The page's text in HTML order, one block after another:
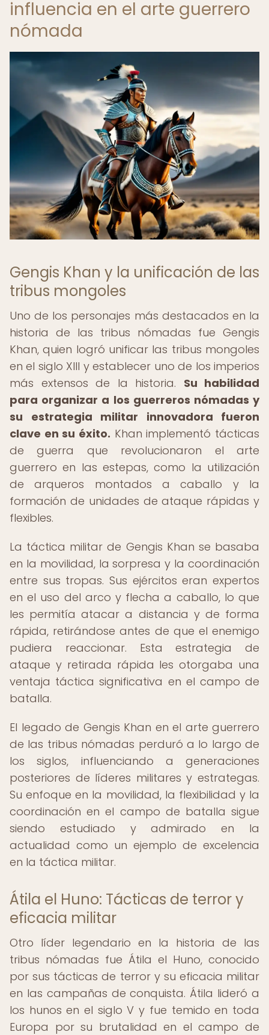
influencia en el arte guerrero
nómada
Gengis Khan y la unificación de las
tribus mongoles
Uno de los personajes más destacados en la
historia de las tribus nómadas fue Gengis
Khan, quien logró unificar las tribus mongoles
en el siglo XIII y establecer uno de los imperios
más extensos de la historia. Su habilidad
para organizar a los guerreros nómadas y
su estrategia militar innovadora fueron
clave en su éxito. Khan implementó tácticas
de guerra que revolucionaron el arte
guerrero en las estepas, como la utilización
de arqueros montados a caballo y la
formación de unidades de ataque rápidas y
flexibles.
La táctica militar de Gengis Khan se basaba
en la movilidad, la sorpresa y la coordinación
entre sus tropas. Sus ejércitos eran expertos
en el uso del arco y flecha a caballo, lo que
les permitía atacar a distancia y de forma
rápida, retirándose antes de que el enemigo
pudiera reaccionar. Esta estrategia de
ataque y retirada rápida les otorgaba una
ventaja táctica significativa en el campo de
batalla.
El legado de Gengis Khan en el arte guerrero
de las tribus nómadas perduró a lo largo de
los siglos, influenciando a generaciones
posteriores de líderes militares y estrategas.
Su enfoque en la movilidad, la flexibilidad y la
coordinación en el campo de batalla sigue
siendo estudiado y admirado en la
actualidad como un ejemplo de excelencia
en la táctica militar.
Átila el Huno: Tácticas de terror y
eficacia militar
Otro líder legendario en la historia de las
tribus nómadas fue Átila el Huno, conocido
por sus tácticas de terror y su eficacia militar
en las campañas de conquista. Átila lideró a
los hunos en el siglo V y fue temido en toda
Europa por su brutalidad en el campo de